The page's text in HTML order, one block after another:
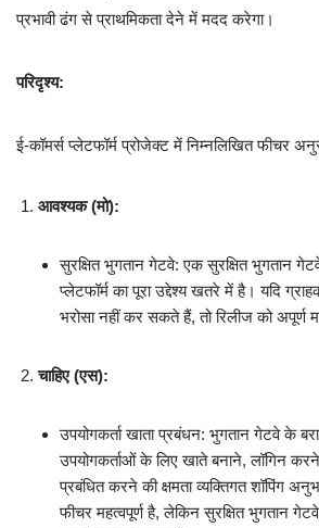
प्रभावी ढंग से प्राथमिकता देने में मदद करेगा।
परिदृश्य:
ई-कॉमर्स प्लेटफॉर्म प्रोजेक्ट में निम्नलिखित फीचर
आवश्यक (मो):
सुरक्षित भुगतान गेटवे: एक सुरक्षित भुगतान
प्लेटफॉर्म का पूरा उद्देश्य खतरे में है। यदि
भरोसा नहीं कर सकते हैं, तो रिलीज को अपूर्ण
चाहिए (एस):
उपयोगकर्ता खाता प्रबंधन: भुगतान गेटवे के
उपयोगकर्ताओं के लिए खाते बनाने, लॉगिन
प्रबंधित करने की क्षमता व्यक्तिगत शॉपिंग
फीचर महत्वपूर्ण है, लेकिन सुरक्षित भुगतान